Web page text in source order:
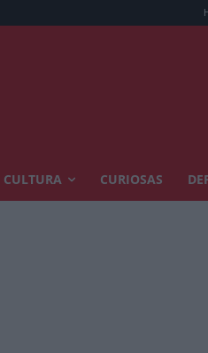
Harvard
CULTURA CURIOSAS